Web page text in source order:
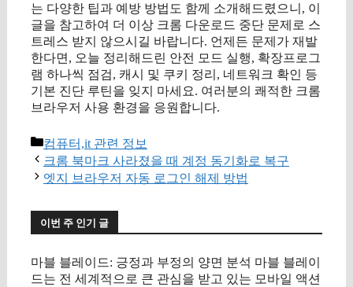
는 다양한 팁과 예방 방법도 함께 소개해드렸으니, 이
글을 참고하여 더 이상 크롬 다운로드 중단 문제로 스
트레스 받지 않으시길 바랍니다. 언제든 문제가 재발
한다면, 오늘 정리해드린 안전 모드 실행, 확장프로그
램 하나씩 점검, 캐시 및 쿠키 정리, 네트워크 확인 등
기본 진단 루틴을 잊지 마세요. 여러분의 쾌적한 크롬
브라우저 사용 환경을 응원합니다.
카
테
고
컴퓨터,it 관련 정보
크롬 북마크 사라졌을 때 계정 동기화로 복구
엣지 브라우저 자동 로그인 해제 방법
이번 주 인기 글
마블 블레이드: 긍정과 부정의 양면 분석 마블 블레이
드는 전 세계적으로 큰 관심을 받고 있는 모바일 액션